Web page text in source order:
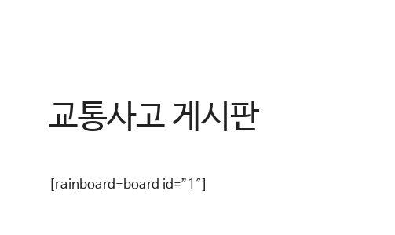
교통사고 게시판
[rainboard-board id=”1″]